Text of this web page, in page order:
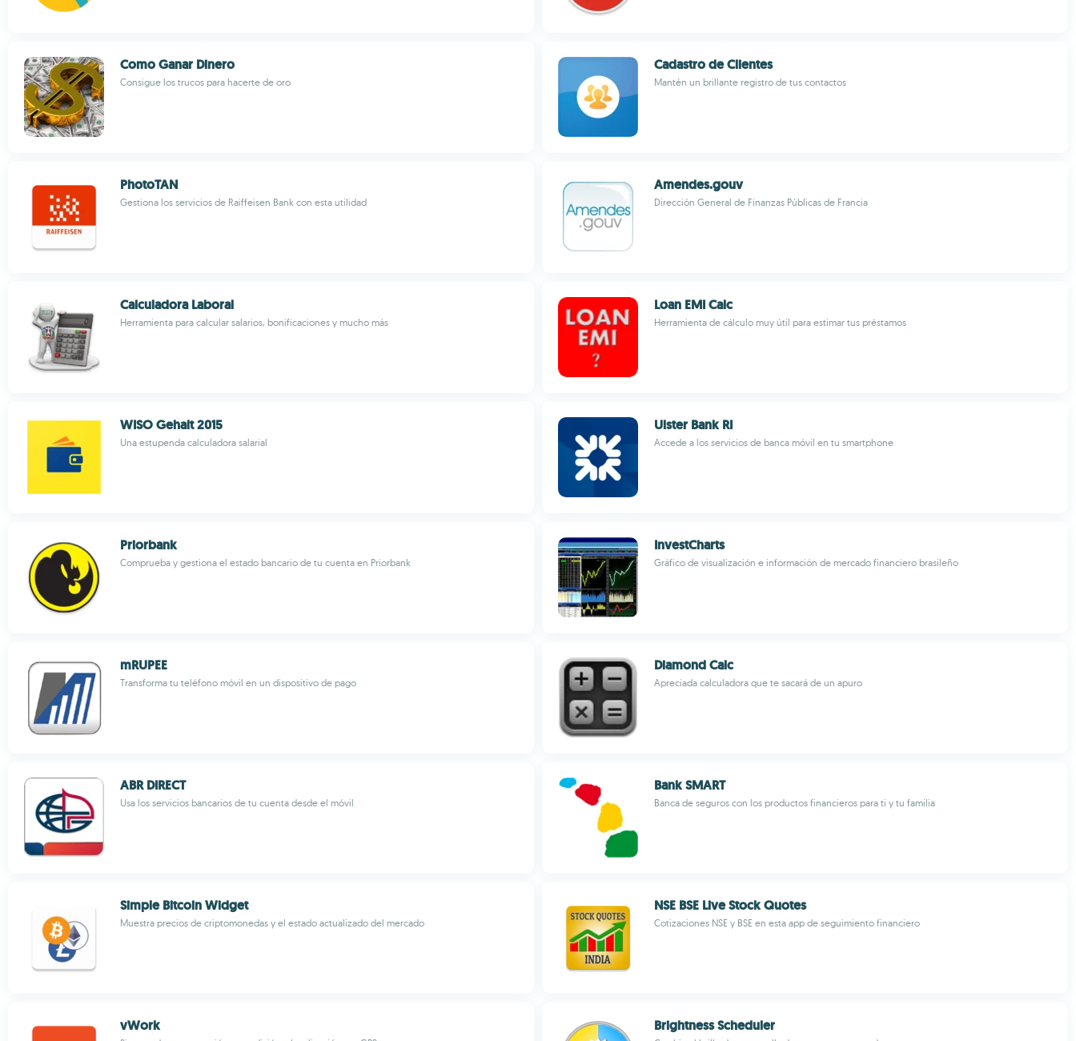
Como Ganar Dinero
Consigue los trucos para hacerte de oro
Cadastro de Clientes
Mantén un brillante registro de tus contactos
PhotoTAN
Gestiona los servicios de Raiffeisen Bank con esta utilidad
Amendes.gouv
Dirección General de Finanzas Públicas de Francia
Calculadora Laboral
Herramienta para calcular salarios, bonificaciones y mucho más
Loan EMI Calc
Herramienta de cálculo muy útil para estimar tus préstamos
WISO Gehalt 2015
Una estupenda calculadora salarial
Ulster Bank RI
Accede a los servicios de banca móvil en tu smartphone
Priorbank
Comprueba y gestiona el estado bancario de tu cuenta en Priorbank
InvestCharts
Gráfico de visualización e información de mercado financiero brasileño
mRUPEE
Transforma tu teléfono móvil en un dispositivo de pago
Diamond Calc
Apreciada calculadora que te sacará de un apuro
ABR DIRECT
Usa los servicios bancarios de tu cuenta desde el móvil
Bank SMART
Banca de seguros con los productos financieros para ti y tu familia
Simple Bitcoin Widget
Muestra precios de criptomonedas y el estado actualizado del mercado
NSE BSE Live Stock Quotes
Cotizaciones NSE y BSE en esta app de seguimiento financiero
vWork Brightness Scheduler